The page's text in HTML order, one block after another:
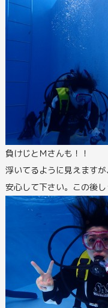
負けじとＭさんも！！
浮いてるように見えます
安心して下さい。この後